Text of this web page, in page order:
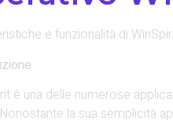
e funzionalità di
è una delle numerose
la sua semplicità